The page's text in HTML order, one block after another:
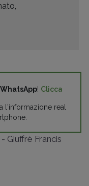
WhatsApp! Clicca
l'informazione real
Giuffrè Francis